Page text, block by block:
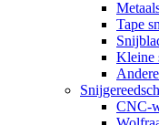
Tape
Kleine
CNC-